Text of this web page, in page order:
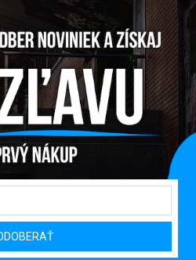
ADRESA
s. r. o.
Martina 708/30
71 Lipany
Slovensko
948 374 905
online platby
ODKAZY